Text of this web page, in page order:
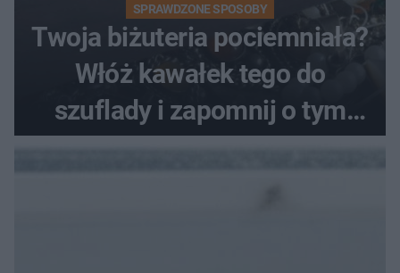
SPRAWDZONE SPOSOBY
Twoja biżuteria pociemniała?
Włóż kawałek tego do
szuflady i zapomnij o tym
problemie. Sposób na